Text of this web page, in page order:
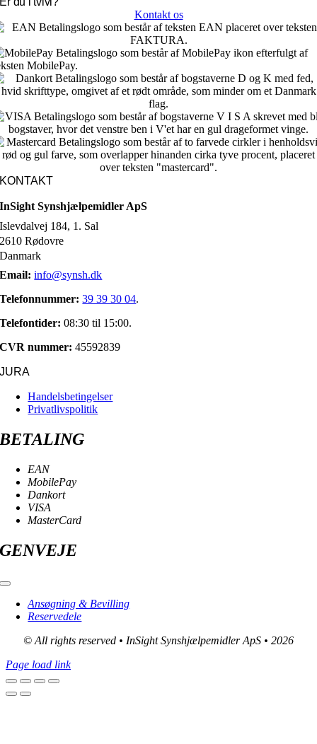
Kontakt os
KONTAKT
InSight Synshjælpemidler ApS
Islevdalvej 184, 1. Sal
2610 Rødovre
Danmark
Email: info@synsh.dk
Telefonnummer: 39 39 30 04.
Telefontider: 08:30 til 15:00.
CVR nummer: 45592839
JURA
Handelsbetingelser
Privatlivspolitik
BETALING
EAN
MobilePay
Dankort
VISA
MasterCard
GENVEJE
Toggle
NavigationAnsøgning & Bevilling
Reservedele
© All rights reserved • InSight Synshjælpemidler ApS • 2026
Page load link